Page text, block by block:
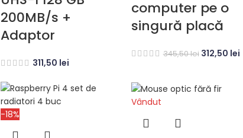
200MB/s +
Adaptor
311,50 lei
computer pe o
singură placă
345,50lei 312,50 lei
-18%
Vândut